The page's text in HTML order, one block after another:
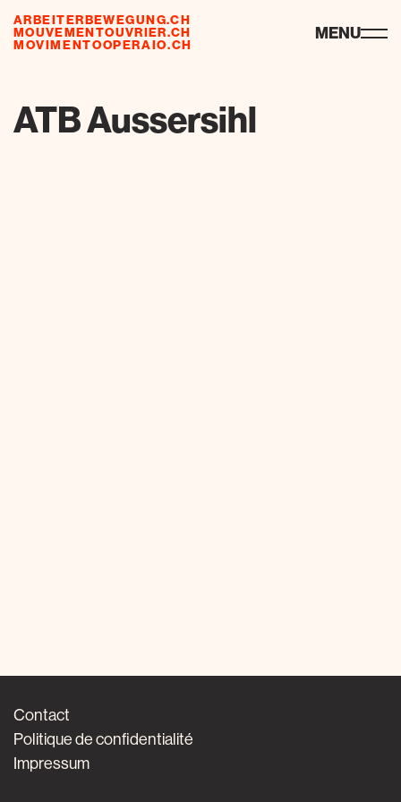
ARBEITERBEWEGUNG.CH
MOUVEMENTOUVRIER.CH
MOVIMENTOOPERAIO.CH
ressources MENU
ATB Aussersihl
Contact
Politique de confidentialité
Impressum